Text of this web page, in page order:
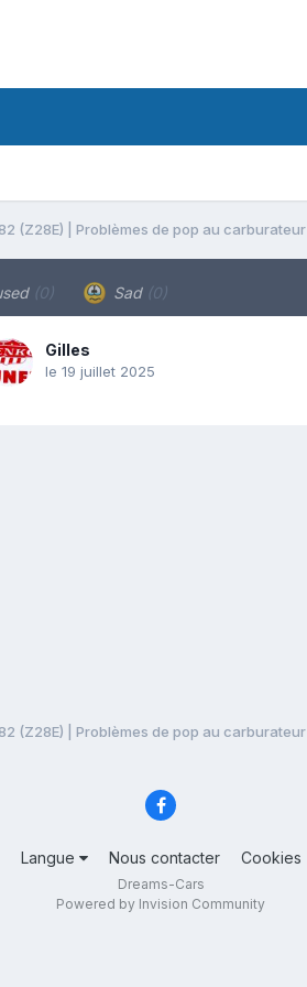
(Z28E) | Problèmes de pop au carburateur
(0) Sad (0)
Gilles
le 19 juillet 2025
(Z28E) | Problèmes de pop au carburateur
Langue Nous contacter Cookies
Dreams-Cars
Powered by Invision Community